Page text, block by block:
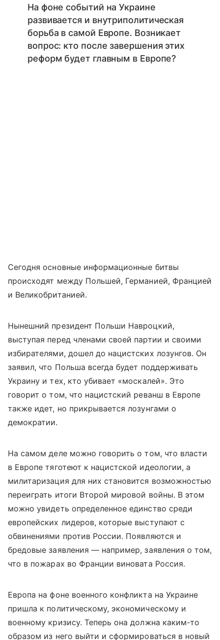
На фоне событий на Украине
развивается и внутриполитическая
борьба в самой Европе. Возникает
вопрос: кто после завершения этих
реформ будет главным в Европе?
Сегодня основные информационные битвы
происходят между Польшей, Германией, Францией
и Великобританией.
Нынешний президент Польши Навроцкий,
выступая перед членами своей партии и своими
избирателями, дошел до нацистских лозунгов. Он
заявил, что Польша всегда будет поддерживать
Украину и тех, кто убивает «москалей». Это
говорит о том, что нацистский реванш в Европе
также идет, но прикрывается лозунгами о
демократии.
На самом деле можно говорить о том, что власти
в Европе тяготеют к нацистской идеологии, а
милитаризация для них становится возможностью
переиграть итоги Второй мировой войны. В этом
можно увидеть определенное единство среди
европейских лидеров, которые выступают с
обвинениями против России. Появляются и
бредовые заявления — например, заявления о том,
что в пожарах во Франции виновата Россия.
Европа на фоне военного конфликта на Украине
пришла к политическому, экономическому и
военному кризису. Теперь она должна каким-то
образом из него выйти и сформироваться в новый